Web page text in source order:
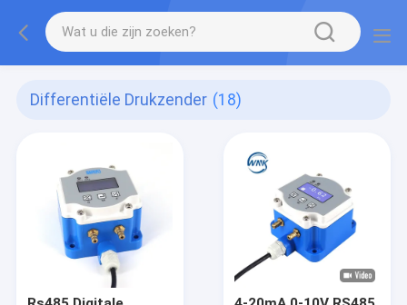
Differentiële Drukzender (18)